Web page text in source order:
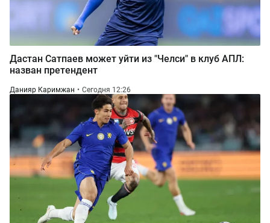
Дастан Сатпаев может уйти из "Челси" в клуб АПЛ:
назван претендент
Данияр Каримжан Сегодня 12:26